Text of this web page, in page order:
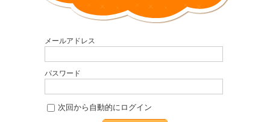
メールアドレス
パスワード
次回から自動的にログイン